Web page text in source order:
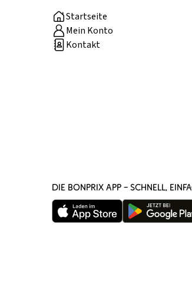
Startseite
Mein Konto
Kontakt
DIE BONPRIX APP – SCHNELL,